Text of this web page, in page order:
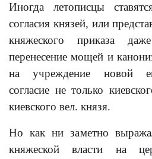
Иногда летописцы
согласия князей, или
княжеского приказа
перенесение мощей и
на учреждение новой
согласие не только
киевского вел. князя.
Но как ни заметно
княжеской власти на